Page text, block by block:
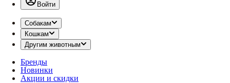
Войти
Собакам
Кошкам
Другим животным
Бренды
Новинки
Акции и скидки